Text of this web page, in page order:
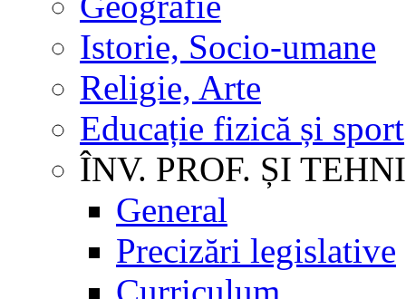
Istorie, Socio-umane
Religie, Arte
Educație fizică și sport
ÎNV. PROF. ȘI
General
Precizări legislative